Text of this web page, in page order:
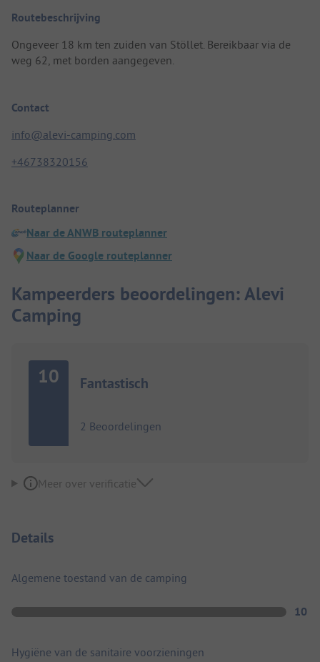
Routebeschrijving
Ongeveer 18 km ten zuiden van Stöllet. Bereikbaar via de
weg 62, met borden aangegeven.
Contact
info@alevi-camping.com
+46738320156
Routeplanner
Naar de ANWB routeplanner
Naar de Google routeplanner
Kampeerders beoordelingen: Alevi
Camping
10 Fantastisch
2 Beoordelingen
Meer over verificatie
Details
Algemene toestand van de camping
10
Hygiëne van de sanitaire voorzieningen